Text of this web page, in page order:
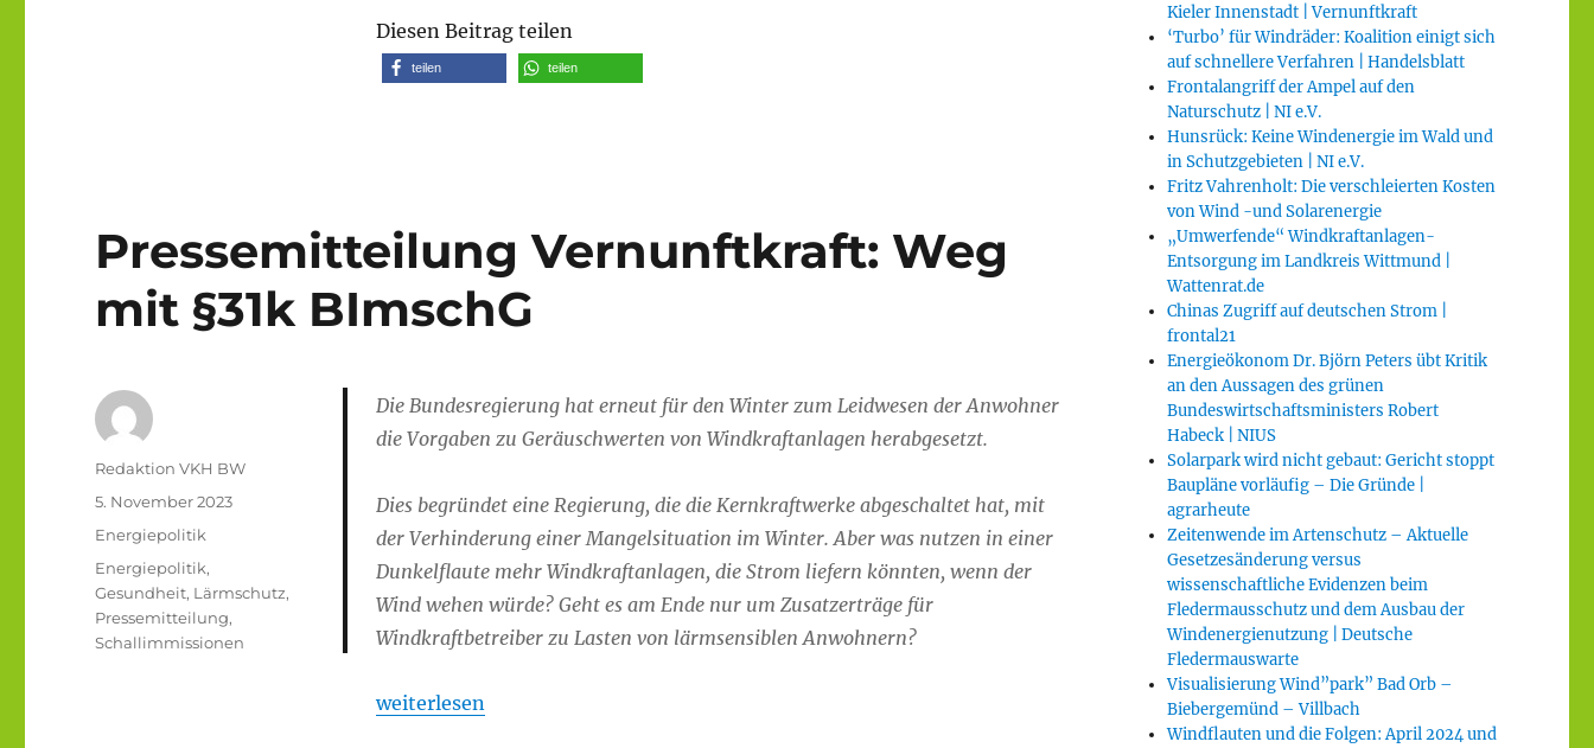
Diesen Beitrag teilen
teilen teilen
Pressemitteilung Vernunftkraft: Weg
mit §31k BImschG
Die Bundesregierung hat erneut für den Winter zum Leidwesen der Anwohner
die Vorgaben zu Geräuschwerten von Windkraftanlagen herabgesetzt.
Dies begründet eine Regierung, die die Kernkraftwerke abgeschaltet hat, mit
der Verhinderung einer Mangelsituation im Winter. Aber was nutzen in einer
Dunkelflaute mehr Windkraftanlagen, die Strom liefern könnten, wenn der
Wind wehen würde? Geht es am Ende nur um Zusatzerträge für
Windkraftbetreiber zu Lasten von lärmsensiblen Anwohnern?
„Pressemitteilung Vernunftkraft: Weg mit §31k BImschG“
weiterlesen
Autor
Redaktion VKH BW
Veröffentlicht
5. November 2023
Kategorien
Energiepolitik
Schlagwörter
Energiepolitik,
Gesundheit, Lärmschutz,
Pressemitteilung,
Schallimmissionen
Kieler Innenstadt | Vernunftkraft
‘Turbo’ für Windräder: Koalition einigt sich
auf schnellere Verfahren | Handelsblatt
Frontalangriff der Ampel auf den
Naturschutz | NI e.V.
Hunsrück: Keine Windenergie im Wald und
in Schutzgebieten | NI e.V.
Fritz Vahrenholt: Die verschleierten Kosten
von Wind -und Solarenergie
„Umwerfende“ Windkraftanlagen-
Entsorgung im Landkreis Wittmund |
Wattenrat.de
Chinas Zugriff auf deutschen Strom |
frontal21
Energieökonom Dr. Björn Peters übt Kritik
an den Aussagen des grünen
Bundeswirtschaftsministers Robert
Habeck | NIUS
Solarpark wird nicht gebaut: Gericht stoppt
Baupläne vorläufig – Die Gründe |
agrarheute
Zeitenwende im Artenschutz – Aktuelle
Gesetzesänderung versus
wissenschaftliche Evidenzen beim
Fledermausschutz und dem Ausbau der
Windenergienutzung | Deutsche
Fledermauswarte
Visualisierung Wind”park” Bad Orb –
Biebergemünd – Villbach
Windflauten und die Folgen: April 2024 und